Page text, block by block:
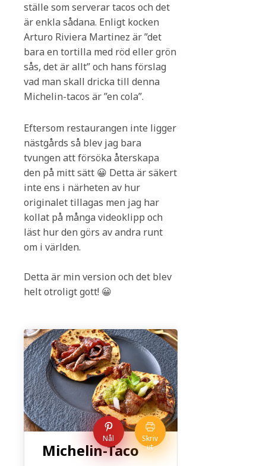
ställe som serverar tacos och det
är enkla sådana. Enligt kocken
Arturo Riviera Martinez är ”det
bara en tortilla med röd eller grön
sås, det är allt” och hans förslag
vad man skall dricka till denna
Michelin-tacos är ”en cola”.
Eftersom restaurangen inte ligger
nästgårds så blev jag bara
tvungen att försöka återskapa
den på mitt sätt 😀 Detta är säkert
inte ens i närheten av hur
originalet tillagas men jag har
kollat på många videoklipp och
läst hur den görs av andra runt
om i världen.
Detta är min version och det blev
helt otroligt gott! 😀
Nål
Skriv
ut
Michelin-Taco